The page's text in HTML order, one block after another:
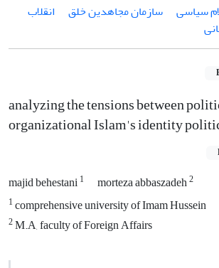
سیاسی سازمان مجاهدین خلق
انقلاب
analyzing the tensions between
organizational Islam's identity
majid behestani1 morteza abbaszadeh2
1comprehensive university of Imam Hussein
2M.A, faculty of Foreign Affairs